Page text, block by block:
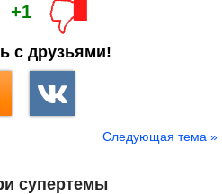
+1
с друзьями!
Следующая тема »
супертемы